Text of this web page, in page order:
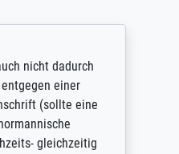
nicht dadurch
einer
(sollte eine
gleichzeitig